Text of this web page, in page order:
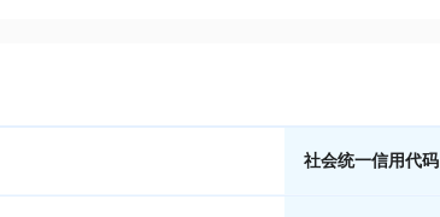
社会统一信用代码